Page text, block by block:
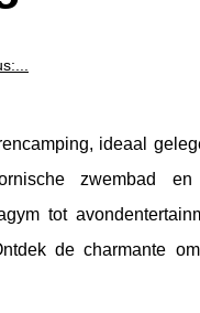
ideaal
zwembad
tot
de charmante